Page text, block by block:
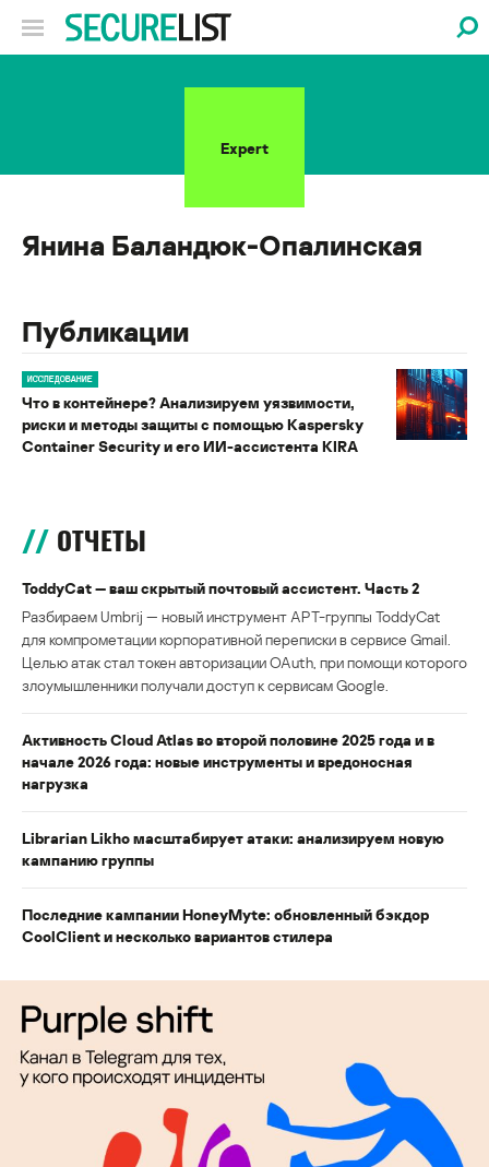
Expert
Янина Баландюк-Опалинская
Публикации
ИССЛЕДОВАНИЕ
Что в контейнере? Анализируем уязвимости,
риски и методы защиты с помощью Kaspersky
Container Security и его ИИ-ассистента KIRA
ОТЧЕТЫ
ToddyCat — ваш скрытый почтовый ассистент. Часть 2
Разбираем Umbrij — новый инструмент APT-группы ToddyCat
для компрометации корпоративной переписки в сервисе Gmail.
Целью атак стал токен авторизации OAuth, при помощи которого
злоумышленники получали доступ к сервисам Google.
Активность Cloud Atlas во второй половине 2025 года и в
начале 2026 года: новые инструменты и вредоносная
нагрузка
Librarian Likho масштабирует атаки: анализируем новую
кампанию группы
Последние кампании HoneyMyte: обновленный бэкдор
CoolClient и несколько вариантов стилера